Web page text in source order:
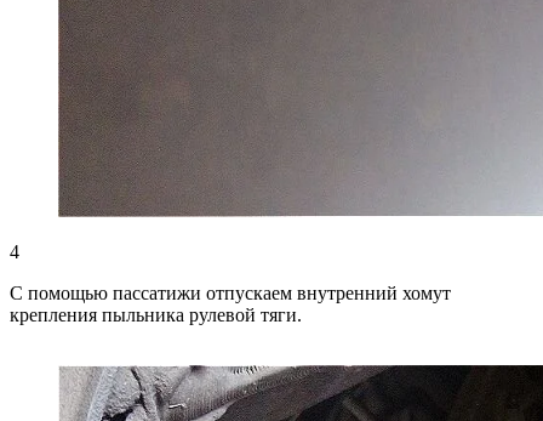
4
С помощью пассатижи отпускаем внутренний хомут
крепления пыльника рулевой тяги.